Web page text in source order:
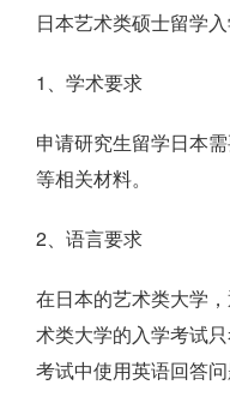
日本艺术类硕士留学
1、学术要求
申请研究生留学日本
等相关材料。
2、语言要求
在日本的艺术类大学
术类大学的入学考试
考试中使用英语回答